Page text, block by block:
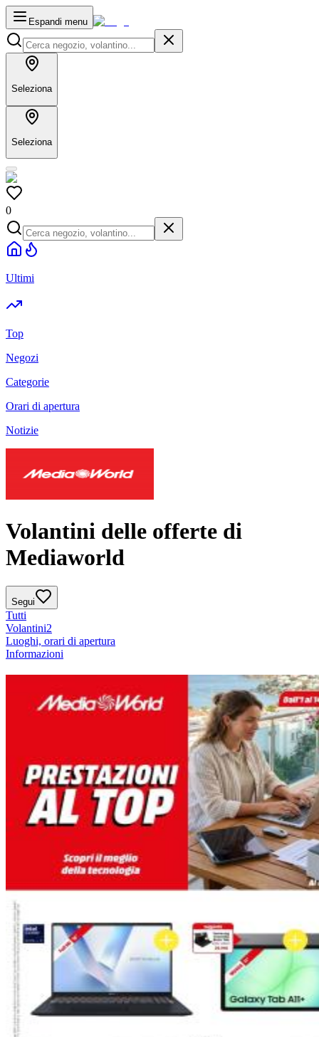
Espandi menu
Seleziona
Seleziona
0
Ultimi
Top
Negozi
Categorie
Orari di apertura
Notizie
Volantini delle offerte di
Mediaworld
Segui
Tutti
Volantini2
Luoghi, orari di apertura
Informazioni